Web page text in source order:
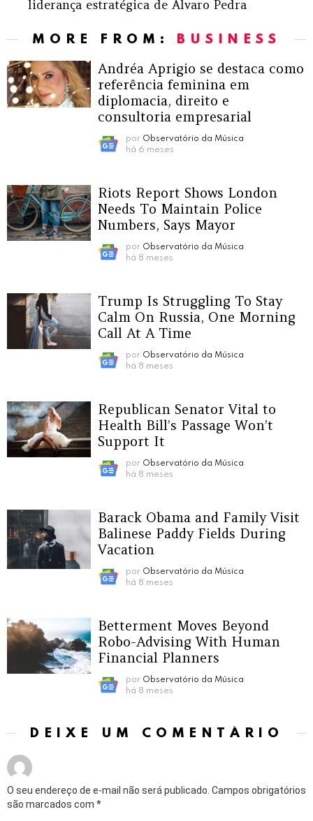
liderança estratégica de Alvaro Pedra
MORE FROM: BUSINESS
Andréa Aprigio se destaca como
referência feminina em
diplomacia, direito e
consultoria empresarial
por Observatório da Música
há 6 meses
Riots Report Shows London
Needs To Maintain Police
Numbers, Says Mayor
por Observatório da Música
há 8 meses
Trump Is Struggling To Stay
Calm On Russia, One Morning
Call At A Time
por Observatório da Música
há 8 meses
Republican Senator Vital to
Health Bill’s Passage Won’t
Support It
por Observatório da Música
há 8 meses
Barack Obama and Family Visit
Balinese Paddy Fields During
Vacation
por Observatório da Música
há 8 meses
Betterment Moves Beyond
Robo-Advising With Human
Financial Planners
por Observatório da Música
há 8 meses
DEIXE UM COMENTÁRIO
O seu endereço de e-mail não será publicado. Campos obrigatórios
são marcados com *